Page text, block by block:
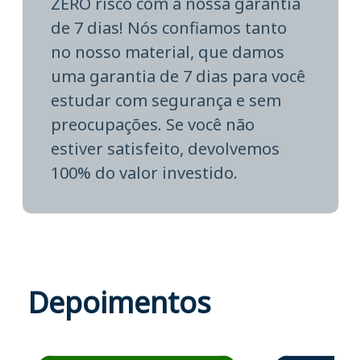
de 7 dias! Nós confiamos tanto
no nosso material, que damos
uma garantia de 7 dias para você
estudar com segurança e sem
preocupações. Se você não
estiver satisfeito, devolvemos
100% do valor investido.
Depoimentos